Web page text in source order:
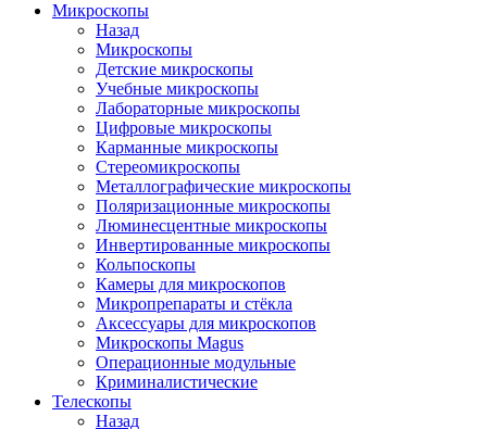
Микроскопы
Назад
Микроскопы
Детские микроскопы
Учебные микроскопы
Лабораторные микроскопы
Цифровые микроскопы
Карманные микроскопы
Стереомикроскопы
Металлографические микроскопы
Поляризационные микроскопы
Люминесцентные микроскопы
Инвертированные микроскопы
Кольпоскопы
Камеры для микроскопов
Микропрепараты и стёкла
Аксессуары для микроскопов
Микроскопы Magus
Операционные модульные
Криминалистические
Телескопы
Назад